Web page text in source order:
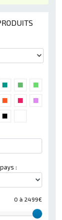
:
0 à 2499€